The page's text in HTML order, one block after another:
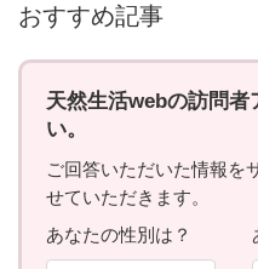
おすすめ記事